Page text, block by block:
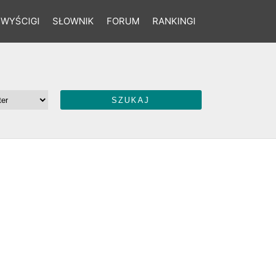
WYŚCIGI SŁOWNIK FORUM RANKINGI